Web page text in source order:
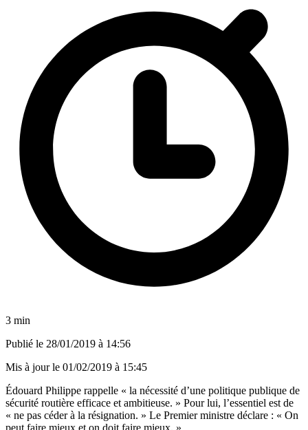
3 min
Publié le 28/01/2019 à 14:56
Mis à jour le 01/02/2019 à 15:45
Édouard Philippe rappelle « la nécessité d’une politique publique de
sécurité routière efficace et ambitieuse. » Pour lui, l’essentiel est de
« ne pas céder à la résignation. » Le Premier ministre déclare : « On
peut faire mieux et on doit faire mieux. »